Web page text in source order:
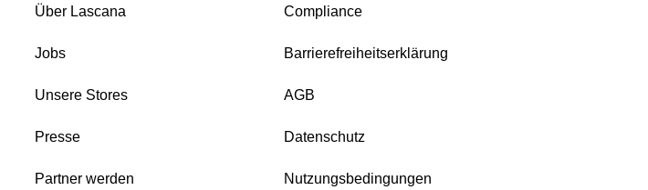
Über Lascana
Jobs
Unsere Stores
Presse
Partner werden
Compliance
Barrierefreiheitserklärung
AGB
Datenschutz
Nutzungsbedingungen